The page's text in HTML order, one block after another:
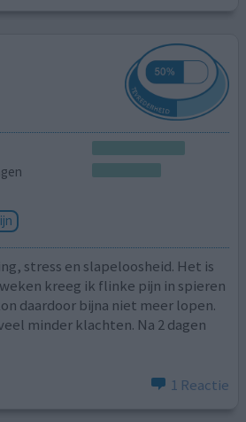
stress en slapeloosheid. Het is
kreeg ik flinke pijn in spieren
daardoor bijna niet meer lopen.
minder klachten. Na 2 dagen
1 Reactie